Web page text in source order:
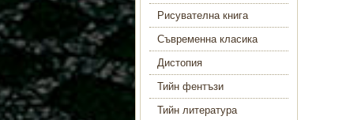
Рисувателна книга
Съвременна класика
Дистопия
Тийн фентъзи
Тийн литература